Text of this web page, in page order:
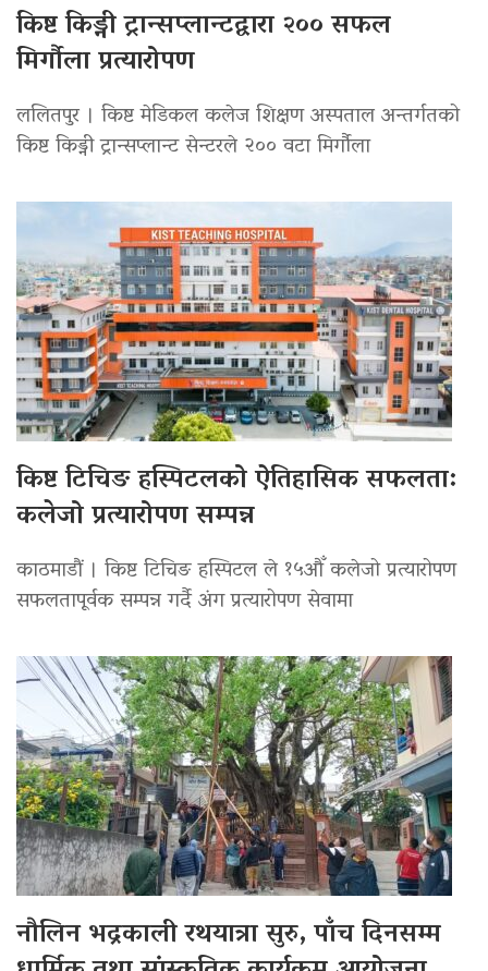
किष्ट किड्नी ट्रान्सप्लान्टद्वारा २०० सफल
मिर्गौला प्रत्यारोपण
ललितपुर । किष्ट मेडिकल कलेज शिक्षण अस्पताल अन्तर्गतको
किष्ट किड्नी ट्रान्सप्लान्ट सेन्टरले २०० वटा मिर्गौला
किष्ट टिचिङ हस्पिटलको ऐतिहासिक सफलता:
कलेजो प्रत्यारोपण सम्पन्न
काठमाडौं । किष्ट टिचिङ हस्पिटल ले १५औँ कलेजो प्रत्यारोपण
सफलतापूर्वक सम्पन्न गर्दै अंग प्रत्यारोपण सेवामा
नौलिन भद्रकाली रथयात्रा सुरु, पाँच दिनसम्म